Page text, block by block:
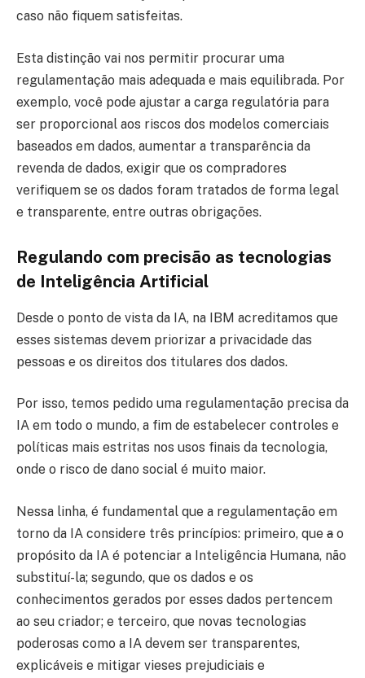
caso não fiquem satisfeitas.
Esta distinção vai nos permitir procurar uma
regulamentação mais adequada e mais equilibrada. Por
exemplo, você pode ajustar a carga regulatória para
ser proporcional aos riscos dos modelos comerciais
baseados em dados, aumentar a transparência da
revenda de dados, exigir que os compradores
verifiquem se os dados foram tratados de forma legal
e transparente, entre outras obrigações.
Regulando com precisão as tecnologias
de Inteligência Artificial
Desde o ponto de vista da IA, na IBM acreditamos que
esses sistemas devem priorizar a privacidade das
pessoas e os direitos dos titulares dos dados.
Por isso, temos pedido uma regulamentação precisa da
IA em todo o mundo, a fim de estabelecer controles e
políticas mais estritas nos usos finais da tecnologia,
onde o risco de dano social é muito maior.
Nessa linha, é fundamental que a regulamentação em
torno da IA ​​considere três princípios: primeiro, que a o
propósito da IA ​​é potenciar a Inteligência Humana, não
substituí-la; segundo, que os dados e os
conhecimentos gerados por esses dados pertencem
ao seu criador; e terceiro, que novas tecnologias
poderosas como a IA devem ser transparentes,
explicáveis ​​e mitigar vieses prejudiciais e